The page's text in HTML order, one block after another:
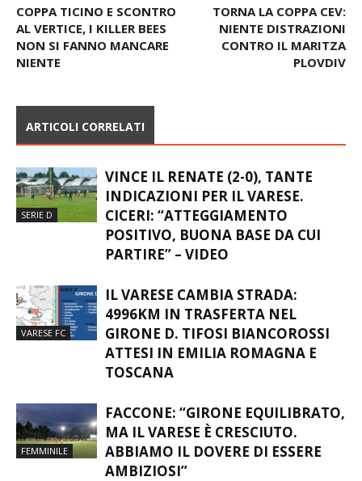
COPPA TICINO E SCONTRO
AL VERTICE, I KILLER BEES
NON SI FANNO MANCARE
NIENTE
TORNA LA COPPA CEV:
NIENTE DISTRAZIONI
CONTRO IL MARITZA
PLOVDIV
ARTICOLI CORRELATI
SERIE D
VINCE IL RENATE (2-0), TANTE
INDICAZIONI PER IL VARESE.
CICERI: “ATTEGGIAMENTO
POSITIVO, BUONA BASE DA CUI
PARTIRE” – VIDEO
VARESE FC
IL VARESE CAMBIA STRADA:
4996KM IN TRASFERTA NEL
GIRONE D. TIFOSI BIANCOROSSI
ATTESI IN EMILIA ROMAGNA E
TOSCANA
FEMMINILE
FACCONE: “GIRONE EQUILIBRATO,
MA IL VARESE È CRESCIUTO.
ABBIAMO IL DOVERE DI ESSERE
AMBIZIOSI”